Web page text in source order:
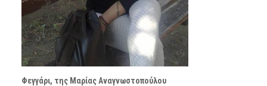
Φεγγάρι, της Μαρίας Αναγνωστοπούλου